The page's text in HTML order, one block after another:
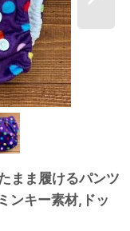
まま履けるパンツ
ンキー素材,ドッ